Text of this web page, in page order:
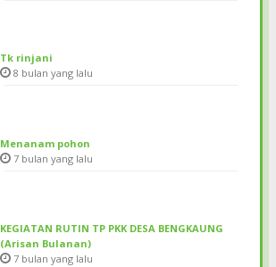
Tk rinjani
8 bulan yang lalu
Menanam pohon
7 bulan yang lalu
KEGIATAN RUTIN TP PKK DESA BENGKAUNG
(Arisan Bulanan)
7 bulan yang lalu